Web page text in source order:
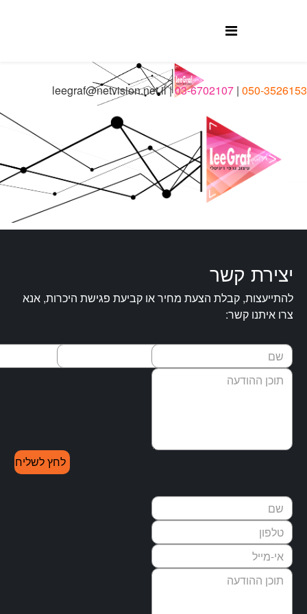
leegraf@netvision.net.il|03-6702107 | 050-3526153
יצירת קשר
להתייעצות, קבלת הצעת מחיר או קביעת פגישת היכרות, אנא
צרו איתנו קשר: